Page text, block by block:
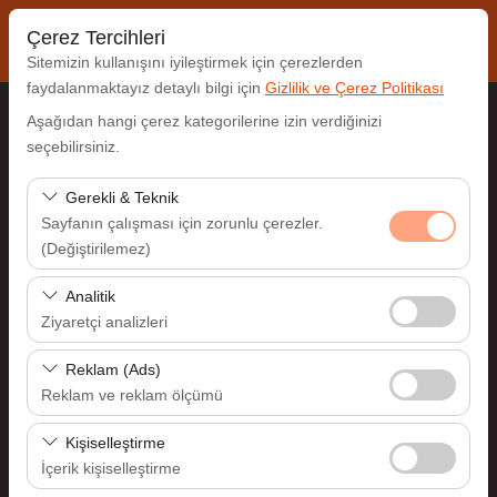
Çerez Tercihleri
Sitemizin kullanışını iyileştirmek için çerezlerden
faydalanmaktayız detaylı bilgi için Gizlilik ve Çerez Politikası
Aşağıdan hangi çerez kategorilerine izin verdiğinizi
seçebilirsiniz.
Gerekli & Teknik
Sayfanın çalışması için zorunlu çerezler.
(Değiştirilemez)
Bu çerezler sitenin doğru şekilde çalışması, güvenlik,
oturum yönetimi ve temel işlevler için gereklidir. Devre
dışı bırakılamaz.
Analitik
Ziyaretçi analizleri
Bu çerezler, sitemizin nasıl kullanıldığını (ziyaretçi sayısı,
en çok ziyaret edilen sayfalar, kullanıcı davranışları)
analiz etmemizi sağlar. Bu veriler, web sitesi
performansını ölçmek ve kullanıcı deneyimini sürekli
iyileştirmek için kullanılır.
Reklam (Ads)
Reklam ve reklam ölçümü
Bu çerezler, size ilgi alanlarınıza uygun kişiselleştirilmiş
reklamlar göstermemize ve reklam kampanyalarımızın
etkinliğini (gösterim sayısı, tıklama oranı) ölçmemize
Kişiselleştirme
İçerik kişiselleştirme
Alış Lokasyonu
Aracı farklı bir lokasyona bırakacağım
Alış Tarih & Saat
09:00
Bırakış Tarih & Saat